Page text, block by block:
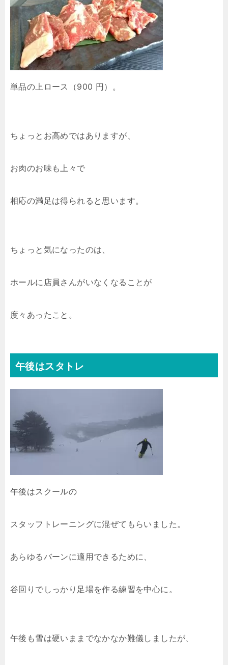
単品の上ロース（900 円）。
ちょっとお高めではありますが、
お肉のお味も上々で
相応の満足は得られると思います。
ちょっと気になったのは、
ホールに店員さんがいなくなることが
度々あったこと。
午後はスタトレ
午後はスクールの
スタッフトレーニングに混ぜてもらいました。
あらゆるバーンに適用できるために、
谷回りでしっかり足場を作る練習を中心に。
午後も雪は硬いままでなかなか難儀しましたが、